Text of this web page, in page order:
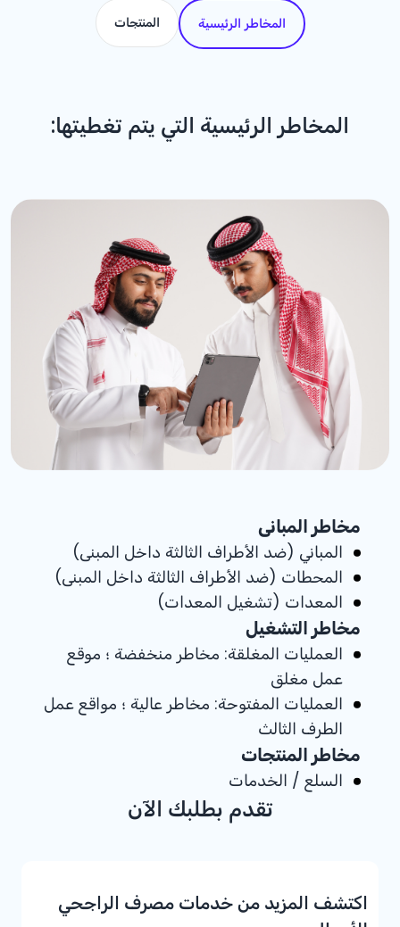
المخاطر الرئيسية المنتجات
المخاطر الرئيسية التي يتم تغطيتها:
مخاطر المبانى
المباني (ضد الأطراف الثالثة داخل المبنى)
المحطات (ضد الأطراف الثالثة داخل المبنى)
المعدات (تشغيل المعدات)
مخاطر التشغيل
العمليات المغلقة: مخاطر منخفضة ؛ موقع
عمل مغلق
العمليات المفتوحة: مخاطر عالية ؛ مواقع عمل
الطرف الثالث
مخاطر المنتجات
السلع / الخدمات
تقدم بطلبك الآن
اكتشف المزيد من خدمات مصرف الراجحي